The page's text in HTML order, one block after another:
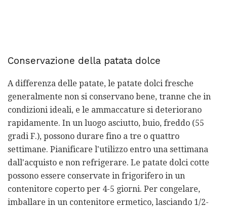
Conservazione della patata dolce
A differenza delle patate, le patate dolci fresche
generalmente non si conservano bene, tranne che in
condizioni ideali, e le ammaccature si deteriorano
rapidamente. In un luogo asciutto, buio, freddo (55
gradi F.), possono durare fino a tre o quattro
settimane. Pianificare l'utilizzo entro una settimana
dall'acquisto e non refrigerare. Le patate dolci cotte
possono essere conservate in frigorifero in un
contenitore coperto per 4-5 giorni. Per congelare,
imballare in un contenitore ermetico, lasciando 1/2-